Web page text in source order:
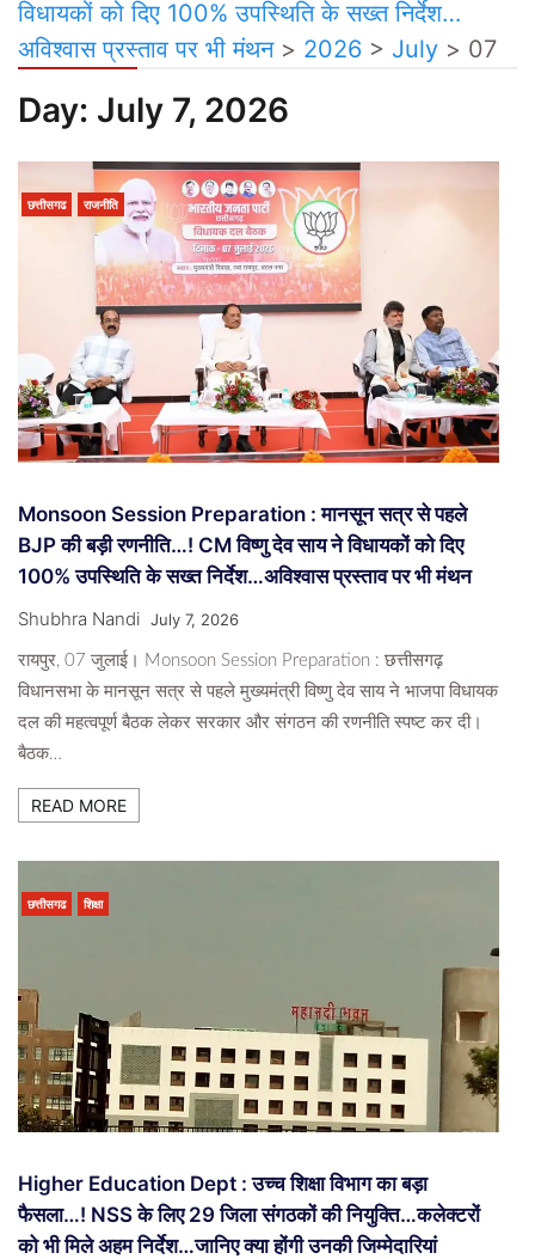
विधायकों को दिए 100% उपस्थिति के सख्त निर्देश…
अविश्वास प्रस्ताव पर भी मंथन> 2026 > July > 07
Day: July 7, 2026
छत्तीसगढ राजनीति
Monsoon Session Preparation : मानसून सत्र से पहले
BJP की बड़ी रणनीति…! CM विष्णु देव साय ने विधायकों को दिए
100% उपस्थिति के सख्त निर्देश…अविश्वास प्रस्ताव पर भी मंथन
Shubhra Nandi July 7, 2026
रायपुर, 07 जुलाई। Monsoon Session Preparation : छत्तीसगढ़
विधानसभा के मानसून सत्र से पहले मुख्यमंत्री विष्णु देव साय ने भाजपा विधायक
दल की महत्वपूर्ण बैठक लेकर सरकार और संगठन की रणनीति स्पष्ट कर दी।
बैठक…
READ MORE
छत्तीसगढ शिक्षा
Higher Education Dept : उच्च शिक्षा विभाग का बड़ा
फैसला…! NSS के लिए 29 जिला संगठकों की नियुक्ति…कलेक्टरों
को भी मिले अहम निर्देश…जानिए क्या होंगी उनकी जिम्मेदारियां